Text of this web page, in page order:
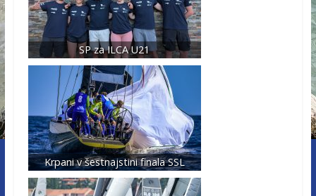
SP za ILCA U21
Krpani v šestnajstini finala SSL